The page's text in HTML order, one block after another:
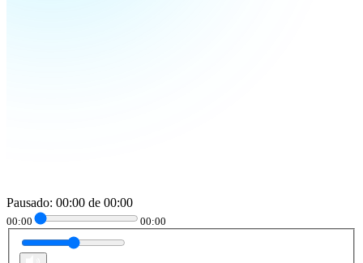
Pausado: 00:00 de 00:00
00:00 00:00